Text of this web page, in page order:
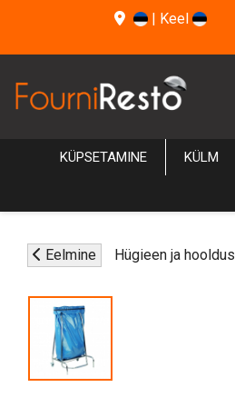
| Keel
KÜPSETAMINE KÜLM
Eelmine Hügieen ja hooldus